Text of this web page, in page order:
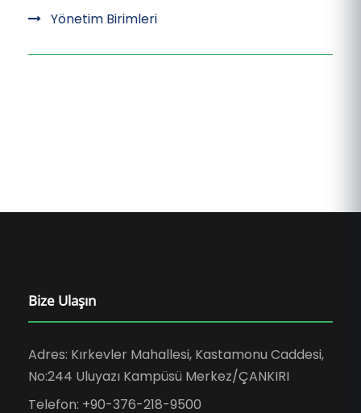
Yönetim Birimleri
Bize Ulaşın
Adres: Kırkevler Mahallesi, Kastamonu Caddesi,
No:244 Uluyazı Kampüsü Merkez/ÇANKIRI
Telefon: +90-376-218-9500